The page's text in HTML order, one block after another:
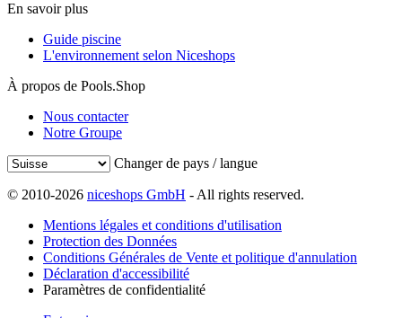
En savoir plus
Guide piscine
L'environnement selon Niceshops
À propos de Pools.Shop
Nous contacter
Notre Groupe
Changer de pays / langue
© 2010-2026 niceshops GmbH - All rights reserved.
Mentions légales et conditions d'utilisation
Protection des Données
Conditions Générales de Vente et politique d'annulation
Déclaration d'accessibilité
Paramètres de confidentialité